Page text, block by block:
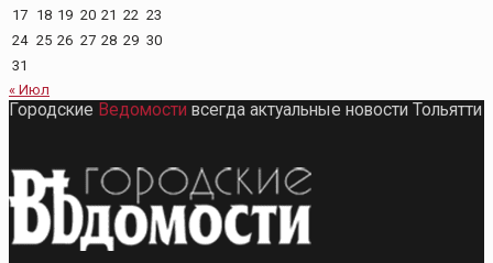
17 18 19 20 21 22 23
24 25 26 27 28 29 30
31
« Июл
Городские Ведомости всегда актуальные новости Тольятти